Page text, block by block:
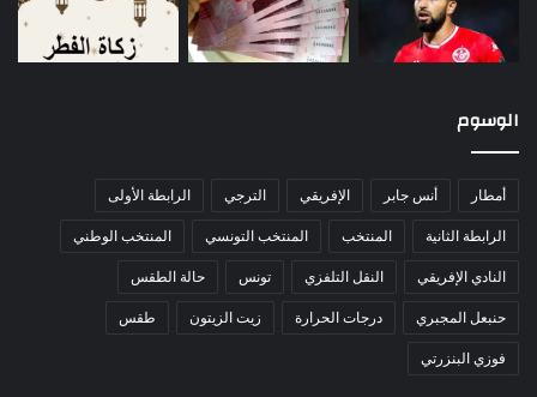
الوسوم
أمطار أنس جابر الإفريقي الترجي الرابطة الأولى
الرابطة الثانية المنتخب المنتخب التونسي المنتخب الوطني
النادي الإفريقي النقل التلفزي تونس حالة الطقس
حنبعل المجبري درجات الحرارة زيت الزيتون طقس
فوزي البنزرتي